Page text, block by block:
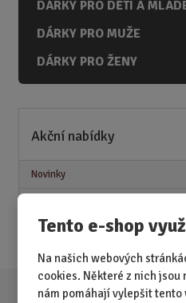
Tento e-shop
Na našich webových
cookies. Některé z nich
nám pomáhají vylepšit tento
DÁRKY PRO DĚTI A
DÁRKY PRO MUŽE
DÁRKY PRO ŽENY
Akční nabídky
Novinky
Akce